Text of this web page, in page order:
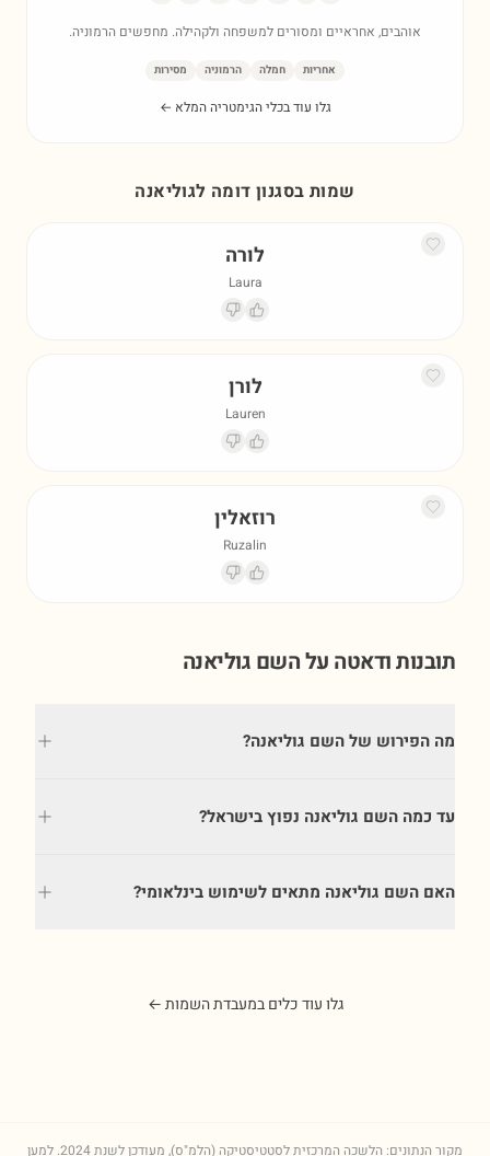
אוהבים, אחראיים ומסורים למשפחה ולקהילה. מחפשים הרמוניה.
אחריות חמלה הרמוניה מסירות
גלו עוד בכלי הגימטריה המלא ←
שמות בסגנון דומה לגוליאנה
לורה
Laura
לורן
Lauren
רוזאלין
Ruzalin
תובנות ודאטה על השם גוליאנה
מה הפירוש של השם גוליאנה?
עד כמה השם גוליאנה נפוץ בישראל?
האם השם גוליאנה מתאים לשימוש בינלאומי?
גלו עוד כלים במעבדת השמות ←
מקור הנתונים: הלשכה המרכזית לסטטיסטיקה (הלמ"ס), מעודכן לשנת2024. למען